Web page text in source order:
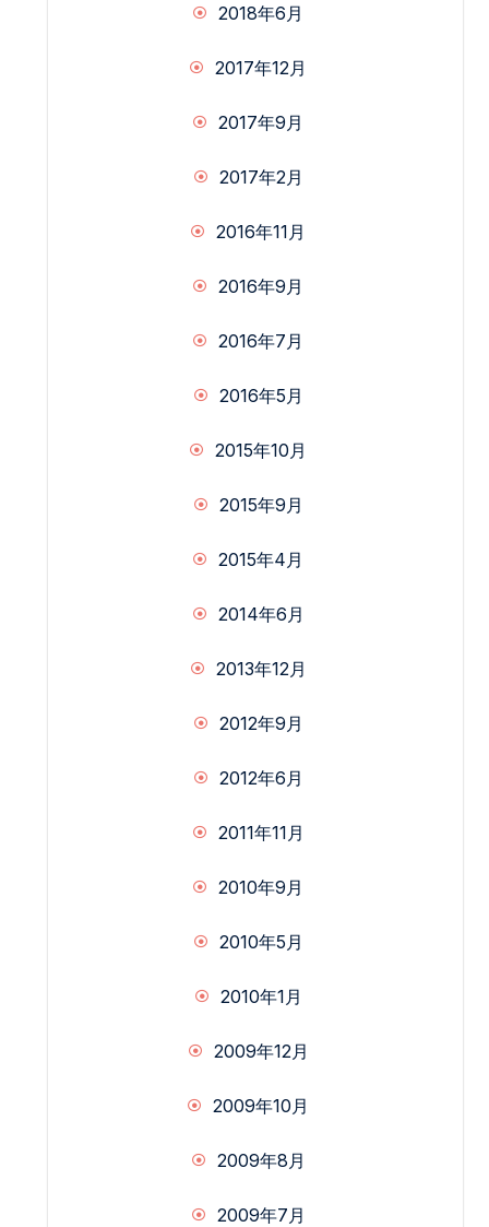
2018年6月
2017年12月
2017年9月
2017年2月
2016年11月
2016年9月
2016年7月
2016年5月
2015年10月
2015年9月
2015年4月
2014年6月
2013年12月
2012年9月
2012年6月
2011年11月
2010年9月
2010年5月
2010年1月
2009年12月
2009年10月
2009年8月
2009年7月